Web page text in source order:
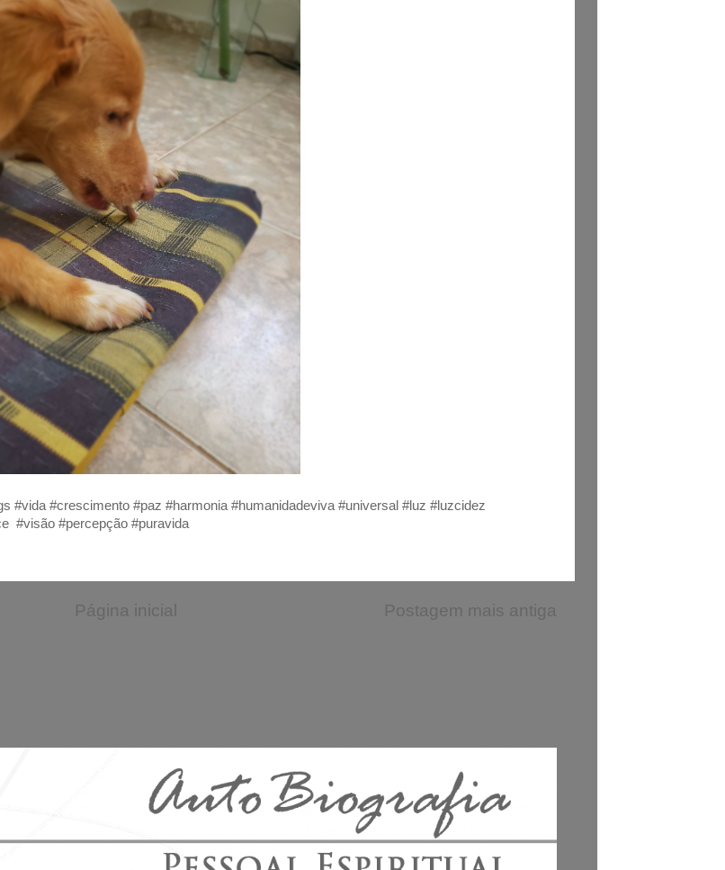
#vida #crescimento #paz #harmonia #humanidadeviva #universal #luz #luzcidez
#visão #percepção #puravida
Postagem mais antiga
Página inicial